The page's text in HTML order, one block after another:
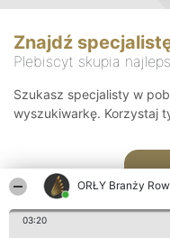
ORŁY Branży
03:20
Znajdź
Plebiscyt skupia
Szukasz specjalisty w
wyszukiwarkę. Korzystaj